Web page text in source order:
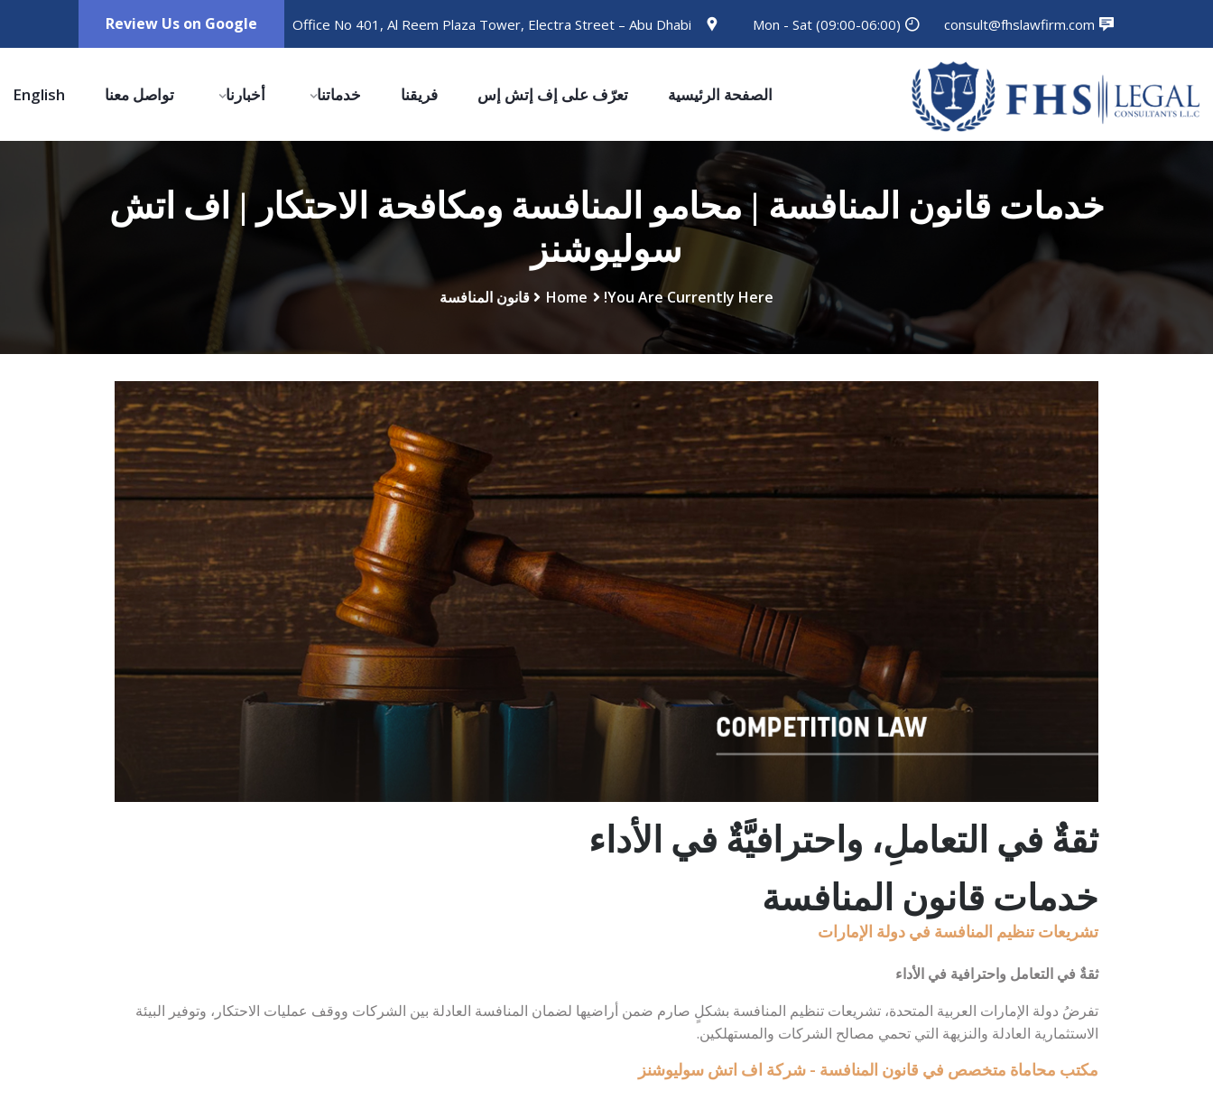
Review Us on Google
الصفحة الرئيسية تعرّف على إف إتش إس فريقنا خدماتنا أخبارنا تواصل معنا English
خدمات قانون المنافسة | محامو المنافسة ومكافحة الاحتكار | اف اتش
سوليوشنز
You Are Currently Here!
Home قانون المنافسة
ثقةٌ في التعاملِ، واحترافيَّةٌ في الأداء
خدمات قانون المنافسة
تشريعات تنظيم المنافسة في دولة الإمارات
ثقةٌ في التعامل واحترافية في الأداء
تفرضُ دولة الإمارات العربية المتحدة، تشريعات تنظيم المنافسة بشكلٍ صارم ضمن أراضيها لضمان المنافسة العادلة بين الشركات ووقف عمليات الاحتكار، وتوفير البيئة
الاستثمارية العادلة والنزيهة التي تحمي مصالح الشركات والمستهلكين.
مكتب محاماة متخصص في قانون المنافسة - شركة اف اتش سوليوشنز